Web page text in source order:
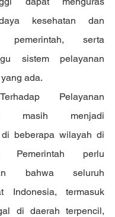
kesehatan dan
pemerintah, serta
sistem pelayanan
ada.
Pelayanan
masih menjadi
di beberapa wilayah di
Pemerintah perlu
bahwa seluruh
Indonesia, termasuk
di daerah terpencil,